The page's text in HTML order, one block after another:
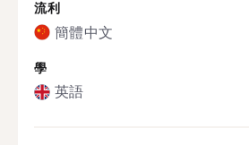
流利
簡體中文
學
英語